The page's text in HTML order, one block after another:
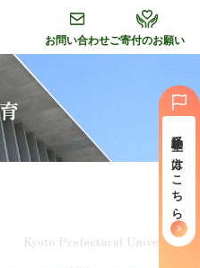
ご寄付のお願い
お問い合わせ
受験⽣の⽅はこちら